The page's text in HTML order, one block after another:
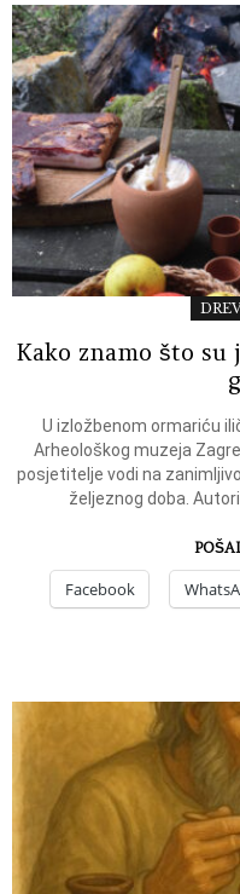
Kako znamo što
U izložbenom ormariću
Arheološkog muzeja
posjetitelje vodi na
željeznog doba.
Facebook